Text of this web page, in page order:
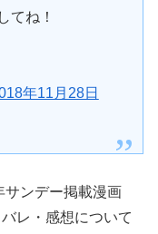
てね！
年11月28日
ンデー掲載漫画
レ・感想について